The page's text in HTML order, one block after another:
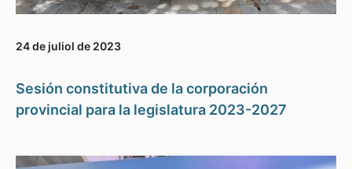
24 de juliol de 2023
Sesión constitutiva de la corporación
provincial para la legislatura 2023-2027